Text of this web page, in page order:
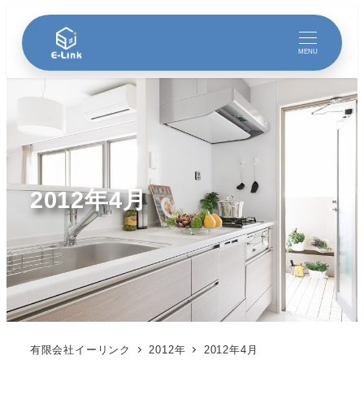
MENU
2012年4月
有限会社イーリンク 2012年 2012年4月